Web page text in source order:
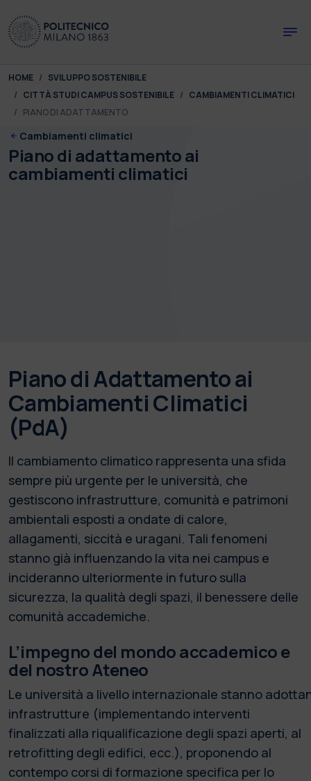
You are here:
HOME
SVILUPPO SOSTENIBILE
CITTÀ STUDI CAMPUS SOSTENIBILE
CAMBIAMENTI CLIMATICI
PIANO DI ADATTAMENTO
Cambiamenti climatici
Piano di adattamento ai
cambiamenti climatici
Piano di Adattamento ai
Cambiamenti Climatici
(PdA)
Il cambiamento climatico rappresenta una sfida
sempre più urgente per le università, che
gestiscono infrastrutture, comunità e patrimoni
ambientali esposti a ondate di calore,
allagamenti, siccità e uragani. Tali fenomeni
stanno già influenzando la vita nei campus e
incideranno ulteriormente in futuro sulla
sicurezza, la qualità degli spazi, il benessere delle
comunità accademiche.
L’impegno del mondo accademico e
del nostro Ateneo
Le università a livello internazionale stanno
infrastrutture (implementando interventi
finalizzati alla riqualificazione degli spazi aperti, al
retrofitting degli edifici, ecc.), proponendo al
contempo corsi di formazione specifica per lo